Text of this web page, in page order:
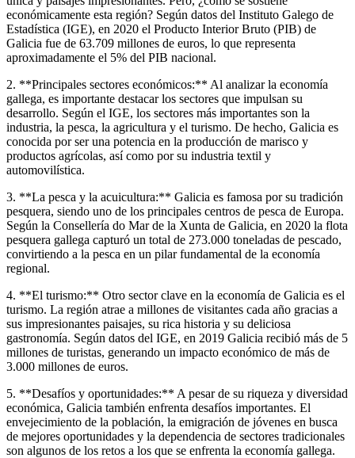
económicamente esta región? Según datos del Instituto Galego de
Estadística (IGE), en 2020 el Producto Interior Bruto (PIB) de
Galicia fue de 63.709 millones de euros, lo que representa
aproximadamente el 5% del PIB nacional.
2. **Principales sectores económicos:** Al analizar la economía
gallega, es importante destacar los sectores que impulsan su
desarrollo. Según el IGE, los sectores más importantes son la
industria, la pesca, la agricultura y el turismo. De hecho, Galicia es
conocida por ser una potencia en la producción de marisco y
productos agrícolas, así como por su industria textil y
automovilística.
3. **La pesca y la acuicultura:** Galicia es famosa por su tradición
pesquera, siendo uno de los principales centros de pesca de Europa.
Según la Consellería do Mar de la Xunta de Galicia, en 2020 la flota
pesquera gallega capturó un total de 273.000 toneladas de pescado,
convirtiendo a la pesca en un pilar fundamental de la economía
regional.
4. **El turismo:** Otro sector clave en la economía de Galicia es el
turismo. La región atrae a millones de visitantes cada año gracias a
sus impresionantes paisajes, su rica historia y su deliciosa
gastronomía. Según datos del IGE, en 2019 Galicia recibió más de 5
millones de turistas, generando un impacto económico de más de
3.000 millones de euros.
5. **Desafíos y oportunidades:** A pesar de su riqueza y diversidad
económica, Galicia también enfrenta desafíos importantes. El
envejecimiento de la población, la emigración de jóvenes en busca
de mejores oportunidades y la dependencia de sectores tradicionales
son algunos de los retos a los que se enfrenta la economía gallega.